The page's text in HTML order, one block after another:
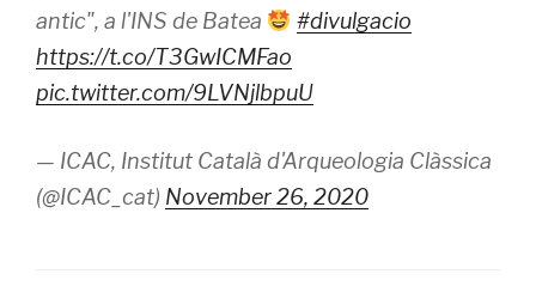
antic", a l'INS de Batea
#divulgacio
https://t.co/T3GwICMFao
pic.twitter.com/9LVNjlbpuU
— ICAC, Institut Català d'Arqueologia Clàssica
(@ICAC_cat) November 26, 2020